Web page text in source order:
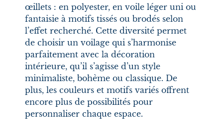
œillets : en polyester, en voile léger uni ou
fantaisie à motifs tissés ou brodés selon
l’effet recherché. Cette diversité permet
de choisir un voilage qui s’harmonise
parfaitement avec la décoration
intérieure, qu’il s’agisse d’un style
minimaliste, bohème ou classique. De
plus, les couleurs et motifs variés offrent
encore plus de possibilités pour
personnaliser chaque espace.